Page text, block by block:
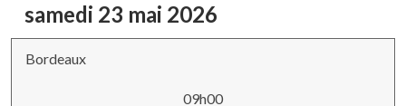
samedi 23 mai 2026
Bordeaux
09h00